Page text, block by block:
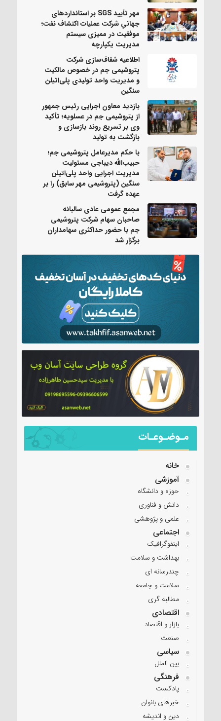
مهر تأیید SGS بر استانداردهای
جهانیِ شرکت عملیات اکتشاف نفت؛
موفقیت در ممیزی سیستم
مدیریت یکپارچه
اطلاعیه شفاف‌سازی شرکت
پتروشیمی جم در خصوص مالکیت
و مدیریت واحد تولیدی پلی‌اتیلن
سنگین
بازدید معاون اجرایی رئیس جمهور
از پتروشیمی جم در عسلویه؛ تأکید
وی بر تسریع روند بازسازی و
بازگشت به تولید
با حکم مدیرعامل پتروشیمی جم؛
حبیب‌الله دیباجی مسئولیت
مدیریت اجرایی واحد پلی‌اتیلن
سنگین (پتروشیمی مهر سابق) را بر
عهده گرفت
مجمع عمومی عادی سالیانه
صاحبان سهام شرکت پتروشیمی
جم با حضور حداکثری سهامداران
برگزار شد
مـوضـوعـات
خانه
آموزشی
حوزه و دانشگاه
دانش و فناوری
علمی و پژوهشی
اجتماعی
اینفوگرافیک
بهداشت و سلامت
چندرسانه ای
سلامت و جامعه
مطالبه گری
اقتصادی
بازار و اقتصاد
صنعت
سیاسی
بین الملل
فرهنگی
پادکست
خبرهای بانوان
دین و اندیشه